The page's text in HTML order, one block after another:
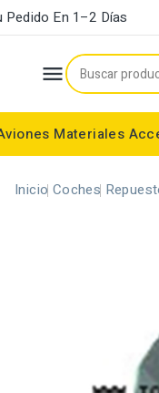
Pedido En 1–2 Días

Materiales
Inicio Coches